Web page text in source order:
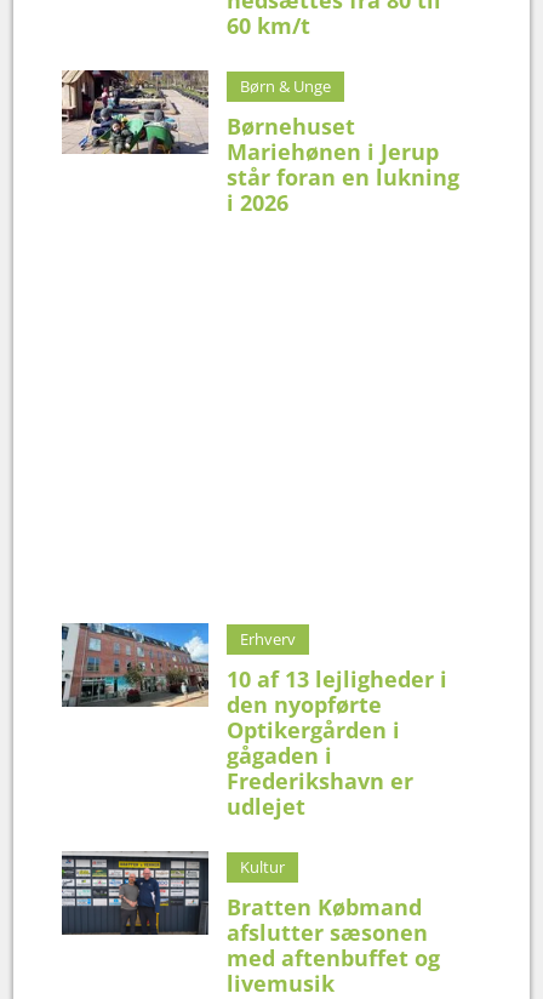
60 km/t
Børn & Unge
Børnehuset
Mariehønen i Jerup
står foran en lukning
i 2026
Erhverv
10 af 13 lejligheder i
den nyopførte
Optikergården i
gågaden i
Frederikshavn er
udlejet
Kultur
Bratten Købmand
afslutter sæsonen
med aftenbuffet og
livemusik